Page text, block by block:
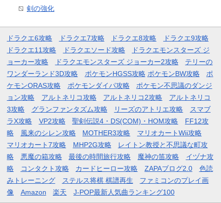
剣の強化
ドラクエ6攻略 ドラクエ7攻略 ドラクエ8攻略
ドラクエ9攻略
ドラクエ11攻略
ドラクエソード攻略
ドラクエモンスターズ ジ
ョーカー攻略
ドラクエモンスターズ ジョーカー2攻略
テリーの
ワンダーランド3D攻略
ポケモンHGSS攻略 ポケモンBW攻略
ポ
ケモンORAS攻略
ポケモンダイパ攻略
ポケモン不思議のダンジ
ョン攻略
アルトネリコ攻略 アルトネリコ2攻略
アルトネリコ
3攻略
グランファンタズム攻略 リーズのアトリエ攻略
スマブ
ラX攻略
VP2攻略 聖剣伝説4・DS(COM)・HOM攻略
FF12攻
略
風来のシレン攻略 MOTHER3攻略
マリオカートWii攻略
マリオカート7攻略
MHP2G攻略
レイトン教授と不思議な町攻
略
悪魔の箱攻略 最後の時間旅行攻略 魔神の笛攻略
イヅナ攻
略
コンタクト攻略 カードヒーロー攻略 ZAPAブログ2.0
色読
みトレーニング
ステルス将棋 棋譜再生
ファミコンのプレイ画
像
Amazon 楽天 J-POP最新人気曲ランキング100